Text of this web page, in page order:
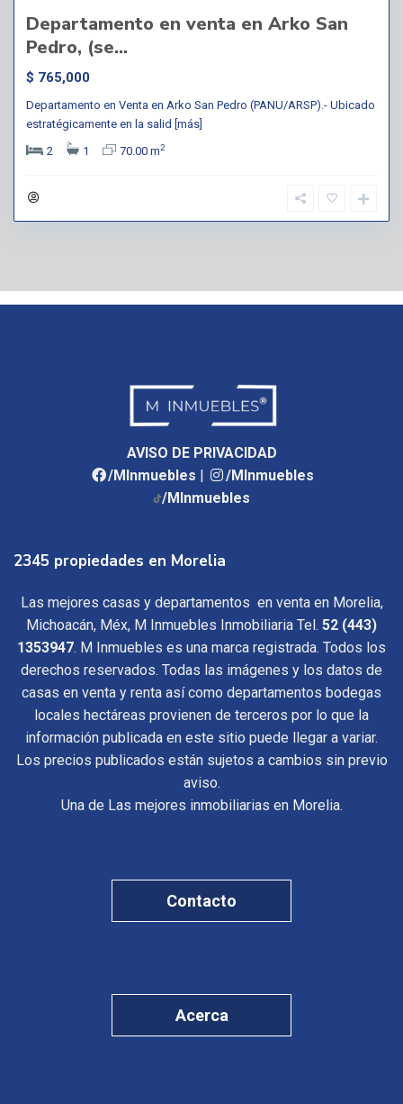
Departamento en venta en Arko San
Pedro, (se...
$ 765,000
Departamento en Venta en Arko San Pedro (PANU/ARSP).- Ubicado
estratégicamente en la salid [más]
2
1 70.00 m2
AVISO DE PRIVACIDAD
/MInmuebles |
/MInmuebles
/MInmuebles
2345 propiedades en Morelia
Las mejores casas y departamentos en venta en Morelia,
Michoacán, Méx, M Inmuebles Inmobiliaria Tel. 52 (443)
1353947. M Inmuebles es una marca registrada. Todos los
derechos reservados. Todas las imágenes y los datos de
casas en venta y renta así como departamentos bodegas
locales hectáreas provienen de terceros por lo que la
información publicada en este sitio puede llegar a variar.
Los precios publicados están sujetos a cambios sin previo
aviso.
Una de Las mejores inmobiliarias en Morelia.